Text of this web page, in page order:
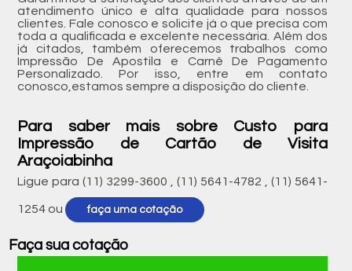
atendimento único e alta qualidade para nossos
clientes. Fale conosco e solicite já o que precisa com
toda a qualificada e excelente necessária. Além dos
já citados, também oferecemos trabalhos como
Impressão De Apostila e Carnê De Pagamento
Personalizado. Por isso, entre em contato
conosco,estamos sempre a disposição do cliente.
Para saber mais sobre Custo para
Impressão de Cartão de Visita
Araçoiabinha
Ligue para (11) 3299-3600 ,(11) 5641-4782 ,(11) 5641-
1254 ou faça uma cotação
Faça sua cotação